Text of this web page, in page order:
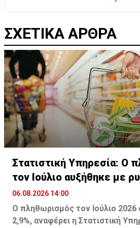
ΣΧΕΤΙΚΑ ΑΡΘΡΑ
Στατιστική Υπηρεσία: Ο
τον Ιούλιο αυξήθηκε με
06.08.2026 14:00
Ο πληθωρισμός τον Ιούλιο
2,9%, αναφέρει η Στατιστική